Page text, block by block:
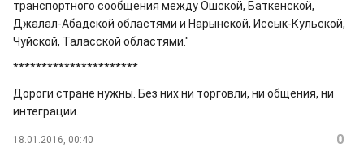
транспортного сообщения между Ошской, Баткенской,
Джалал-Абадской областями и Нарынской, Иссык-Кульской,
Чуйской, Таласской областями."
**********************
Дороги стране нужны. Без них ни торговли, ни общения, ни
интеграции.
18.01.2016, 00:40 0